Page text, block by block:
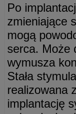
Po
zmieniające
mogą
serca. Może
wymusza
Stała
realizowana
implantację